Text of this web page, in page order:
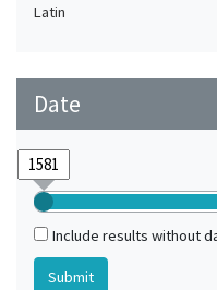
Latin
Date
Include results without